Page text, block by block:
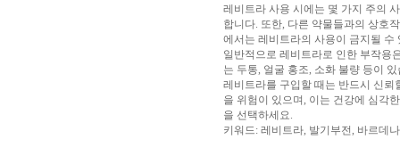
후
기 뉴
토
끼 유
머
판 비
아
구
매 비
레비트라 사용 시에는 몇 가지 주의
합니다. 또한, 다른 약물들과의 상호
에서는 레비트라의 사용이 금지될
일반적으로 레비트라로 인한 부작용
는 두통, 얼굴 홍조, 소화 불량 등이
레비트라를 구입할 때는 반드시 신
을 위험이 있으며, 이는 건강에 심각
을 선택하세요.
키워드: 레비트라, 발기부전, 바르데